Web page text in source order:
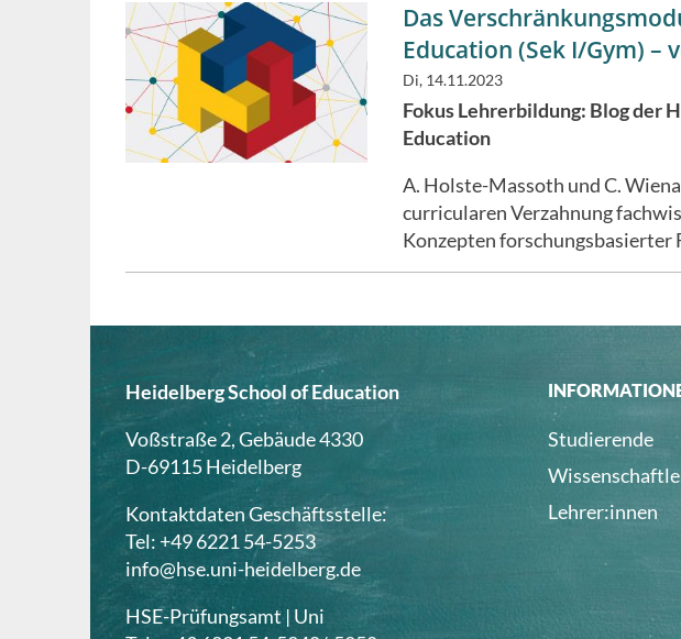
Das
Education (Sek I/Gym) –
Di, 14.11.2023
Fokus Lehrerbildung: Blog der
Education
A. Holste-Massoth und C.
curricularen Verzahnung
Konzepten forschungsbasierter
Heidelberg School of Education
Voßstraße 2, Gebäude 4330
D-69115 Heidelberg
Kontaktdaten Geschäftsstelle:
Tel: +49 6221 54-5253
info@hse.uni-heidelberg.de
HSE-Prüfungsamt | Uni
Studierende
Lehrer:innen